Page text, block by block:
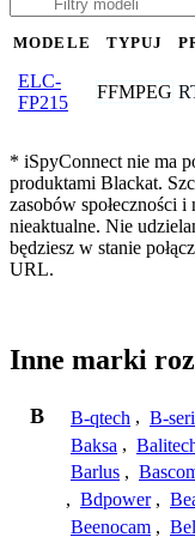
MODELE TYPUJ
ELC-
FP215
FFMPEG
* iSpyConnect nie ma
produktami Blackat.
zasobów społeczności
nieaktualne. Nie
będziesz w stanie
URL.
Inne marki
B B-qtech , B-
Baksa ,
Barlus ,
, Bdpower ,
Beenocam ,